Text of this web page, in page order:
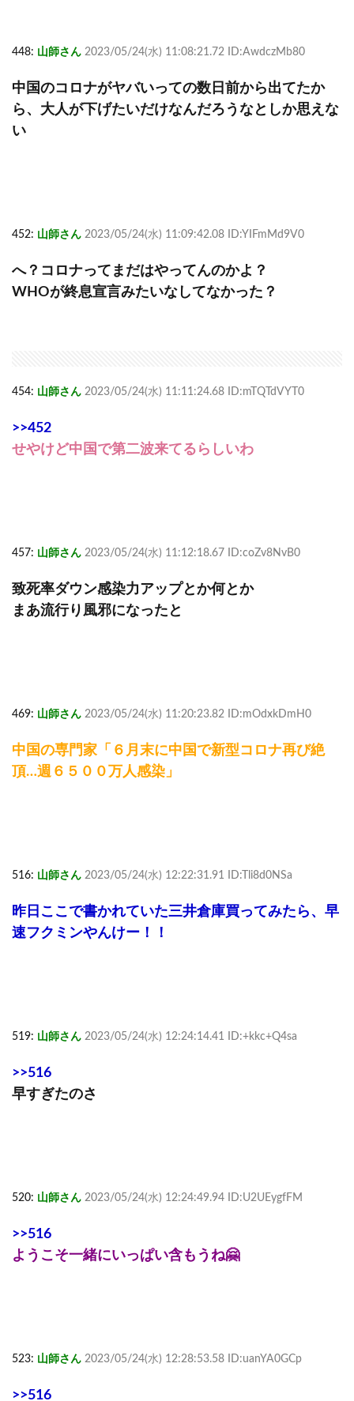
448: 山師さん 2023/05/24(水) 11:08:21.72 ID:AwdczMb80
中国のコロナがヤバいっての数日前から出てたか
ら、大人が下げたいだけなんだろうなとしか思えな
い
452: 山師さん 2023/05/24(水) 11:09:42.08 ID:YIFmMd9V0
へ？コロナってまだはやってんのかよ？
WHOが終息宣言みたいなしてなかった？
454: 山師さん 2023/05/24(水) 11:11:24.68 ID:mTQTdVYT0
>>452
せやけど中国で第二波来てるらしいわ
457: 山師さん 2023/05/24(水) 11:12:18.67 ID:coZv8NvB0
致死率ダウン感染力アップとか何とか
まあ流行り風邪になったと
469: 山師さん 2023/05/24(水) 11:20:23.82 ID:mOdxkDmH0
中国の専門家「６月末に中国で新型コロナ再び絶
頂…週６５００万人感染」
516: 山師さん 2023/05/24(水) 12:22:31.91 ID:Tli8d0NSa
昨日ここで書かれていた三井倉庫買ってみたら、早
速フクミンやんけー！！
519: 山師さん 2023/05/24(水) 12:24:14.41 ID:+kkc+Q4sa
>>516
早すぎたのさ
520: 山師さん 2023/05/24(水) 12:24:49.94 ID:U2UEygfFM
>>516
ようこそ一緒にいっぱい含もうね🤗
523: 山師さん 2023/05/24(水) 12:28:53.58 ID:uanYA0GCp
>>516